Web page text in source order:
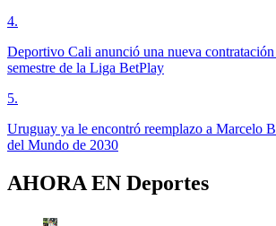
4.
Deportivo Cali anunció una nueva
semestre de la Liga BetPlay
5.
Uruguay ya le encontró reemplazo a Marcelo
del Mundo de 2030
AHORA EN Deportes